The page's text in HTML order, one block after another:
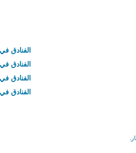
الفنادق
الفنادق
الفنادق
الفنادق في
.